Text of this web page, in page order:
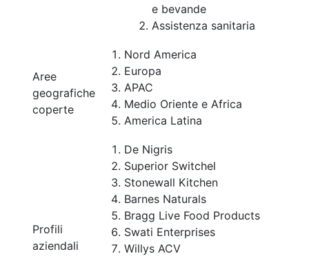
e bevande
Assistenza sanitaria
Aree
geografiche
coperte
Nord America
Europa
APAC
Medio Oriente e Africa
America Latina
Profili
aziendali
De Nigris
Superior Switchel
Stonewall Kitchen
Barnes Naturals
Bragg Live Food Products
Swati Enterprises
Willys ACV